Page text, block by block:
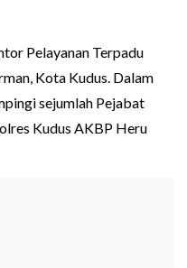
Pelayanan Terpadu
Kota Kudus. Dalam
sejumlah Pejabat
Kudus AKBP Heru